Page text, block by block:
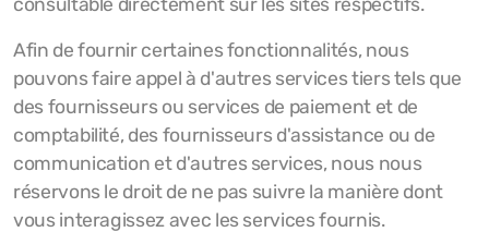
consultable directement sur les sites respectifs.
Afin de fournir certaines fonctionnalités, nous
pouvons faire appel à d'autres services tiers tels que
des fournisseurs ou services de paiement et de
comptabilité, des fournisseurs d'assistance ou de
communication et d'autres services, nous nous
réservons le droit de ne pas suivre la manière dont
vous interagissez avec les services fournis.